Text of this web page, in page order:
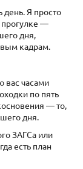
день. Я просто
—
дня,
кадрам.
вас часами
по пять
— то,
дня.
ЗАГСа или
есть план